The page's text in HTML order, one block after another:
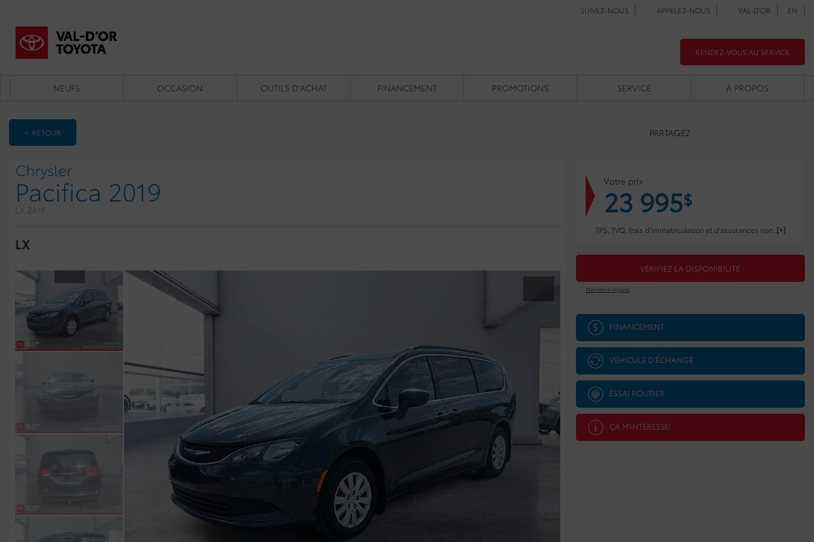
SUIVEZ-NOUS APPELEZ-NOUS VAL-D'OR EN
RENDEZ-VOUS AU SERVICE
NEUFS OCCASION OUTILS D’ACHAT FINANCEMENT PROMOTIONS SERVICE À PROPOS
< RETOUR PARTAGEZ
Chrysler
Pacifica 2019
LX 2RM
LX
Votre prix
23 995$
TPS, TVQ, frais d'immatriculation et d'assurances non inclus.
VÉRIFIEZ LA DISPONIBILITÉ
Mentions légales
FINANCEMENT
VÉHICULE D'ÉCHANGE
ESSAI ROUTIER
ÇA M'INTÉRESSE!